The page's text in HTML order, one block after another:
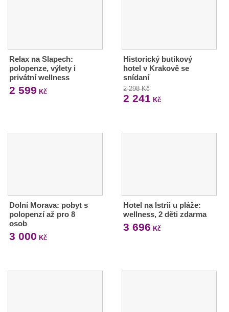
Relax na Slapech:
polopenze, výlety i
privátní wellness
2 599 Kč
Historický butikový
hotel v Krakově se
snídaní
2 298 Kč
2 241 Kč
Dolní Morava: pobyt s
polopenzí až pro 8
osob
3 000 Kč
Hotel na Istrii u pláže:
wellness, 2 děti zdarma
3 696 Kč